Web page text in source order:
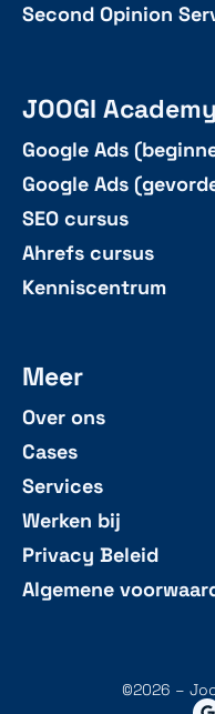
Second Opinion
JOOGI Academy
Google Ads
Google Ads
SEO cursus
Ahrefs cursus
Kenniscentrum
Meer
Over ons
Cases
Services
Werken bij
Privacy Beleid
Algemene
©2026 –